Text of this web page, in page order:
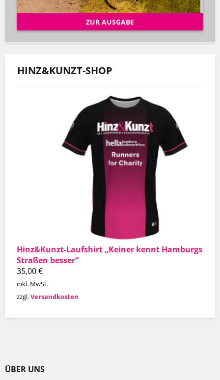
ZUR AUSGABE
HINZ&KUNZT-SHOP
Hinz&Kunzt-Laufshirt „Keiner kennt Hamburgs
Straßen besser“
35,00€
inkl. MwSt.
zzgl.Versandkosten
ÜBER UNS